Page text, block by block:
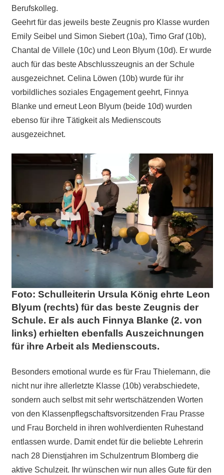
Berufskolleg.
Geehrt für das jeweils beste Zeugnis pro Klasse wurden
Emily Seibel und Simon Siebert (10a), Timo Graf (10b),
Chantal de Villele (10c) und Leon Blyum (10d). Er wurde
auch für das beste Abschlusszeugnis an der Schule
ausgezeichnet. Celina Löwen (10b) wurde für ihr
vorbildliches soziales Engagement geehrt, Finnya
Blanke und erneut Leon Blyum (beide 10d) wurden
ebenso für ihre Tätigkeit als Medienscouts
ausgezeichnet.
Foto: Schulleiterin Ursula König ehrte Leon
Blyum (rechts) für das beste Zeugnis der
Schule. Er als auch Finnya Blanke (2. von
links) erhielten ebenfalls Auszeichnungen
für ihre Arbeit als Medienscouts.
Besonders emotional wurde es für Frau Thielemann, die
nicht nur ihre allerletzte Klasse (10b) verabschiedete,
sondern auch selbst mit sehr wertschätzenden Worten
von den Klassenpflegschaftsvorsitzenden Frau Prasse
und Frau Borcheld in ihren wohlverdienten Ruhestand
entlassen wurde. Damit endet für die beliebte Lehrerin
nach 28 Dienstjahren im Schulzentrum Blomberg die
aktive Schulzeit. Ihr wünschen wir nun alles Gute für den